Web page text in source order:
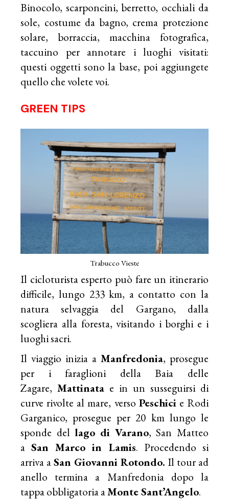
Binocolo, scarponcini, berretto, occhiali da
sole, costume da bagno, crema protezione
solare, borraccia, macchina fotografica,
taccuino per annotare i luoghi visitati:
questi oggetti sono la base, poi aggiungete
quello che volete voi.
GREEN TIPS
Trabucco Vieste
Il cicloturista esperto può fare un itinerario
difficile, lungo 233 km, a contatto con la
natura selvaggia del Gargano, dalla
scogliera alla foresta, visitando i borghi e i
luoghi sacri.
Il viaggio inizia a Manfredonia, prosegue
per i faraglioni della Baia delle
Zagare,Mattinata e in un susseguirsi di
curve rivolte al mare, verso Peschicie Rodi
Garganico, prosegue per 20 km lungo le
sponde del lago di Varano, San Matteo
aSan Marco in Lamis. Procedendo si
arriva aSan Giovanni Rotondo. Il tour ad
anello termina a Manfredonia dopo la
tappa obbligatoria aMonte Sant’Angelo.